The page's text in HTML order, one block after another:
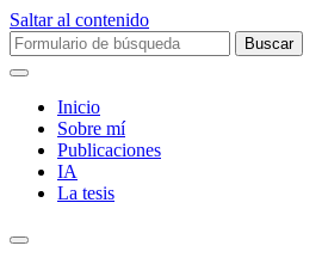
Saltar al contenido
Buscar:
Inicio
Sobre mí­
Publicaciones
IA
La tesis
Alternar